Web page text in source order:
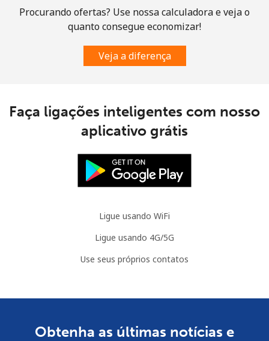
Procurando ofertas? Use nossa calculadora e veja o
quanto consegue economizar!
Veja a diferença
Faça ligações inteligentes com nosso
aplicativo grátis
Ligue usando WiFi
Ligue usando 4G/5G
Use seus próprios contatos
Obtenha as últimas notícias e